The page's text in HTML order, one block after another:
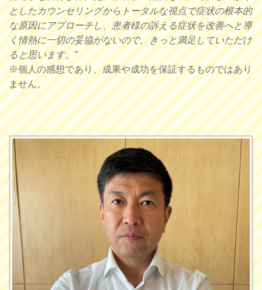
としたカウンセリングからトータルな視点で症状の根本的
な原因にアプローチし、患者様の訴える症状を改善へと導
く情熱に一切の妥協がないので、きっと満足していただけ
ると思います。”
※個人の感想であり、成果や成功を保証するものではあり
ません。